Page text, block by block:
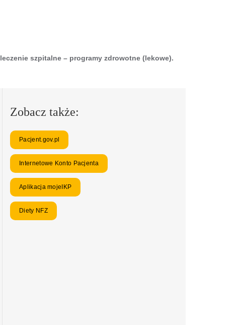
leczenie szpitalne – programy zdrowotne (lekowe).
Zobacz także:
Pacjent.gov.pl
Internetowe Konto Pacjenta
Aplikacja mojeIKP
Diety NFZ